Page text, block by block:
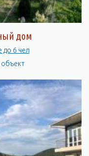
дом
до 6 чел
объект